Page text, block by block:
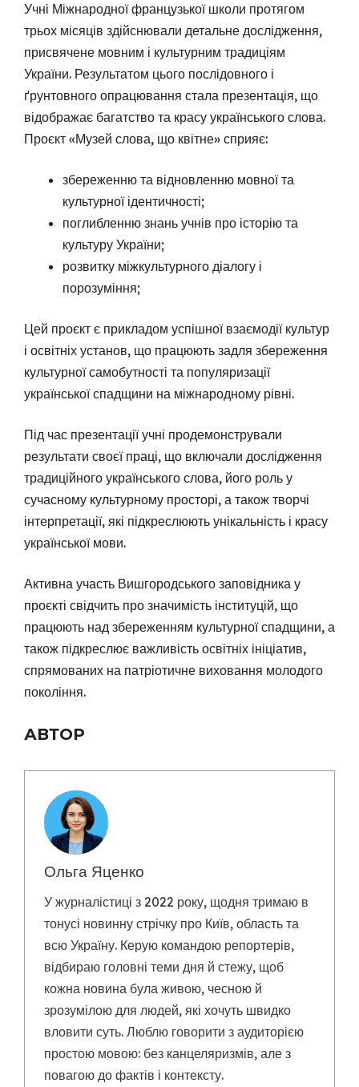
Учні Міжнародної французької школи протягом
трьох місяців здійснювали детальне дослідження,
присвячене мовним і культурним традиціям
України. Результатом цього послідовного і
ґрунтовного опрацювання стала презентація, що
відображає багатство та красу українського слова.
Проєкт «Музей слова, що квітне» сприяє:
збереженню та відновленню мовної та
культурної ідентичності;
поглибленню знань учнів про історію та
культуру України;
розвитку міжкультурного діалогу і
порозуміння;
Цей проєкт є прикладом успішної взаємодії культур
і освітніх установ, що працюють задля збереження
культурної самобутності та популяризації
української спадщини на міжнародному рівні.
Під час презентації учні продемонстрували
результати своєї праці, що включали дослідження
традиційного українського слова, його роль у
сучасному культурному просторі, а також творчі
інтерпретації, які підкреслюють унікальність і красу
української мови.
Активна участь Вишгородського заповідника у
проєкті свідчить про значимість інституцій, що
працюють над збереженням культурної спадщини, а
також підкреслює важливість освітніх ініціатив,
спрямованих на патріотичне виховання молодого
покоління.
АВТОР
Ольга Яценко
У журналістиці з 2022 року, щодня тримаю в
тонусі новинну стрічку про Київ, область та
всю Україну. Керую командою репортерів,
відбираю головні теми дня й стежу, щоб
кожна новина була живою, чесною й
зрозумілою для людей, які хочуть швидко
вловити суть. Люблю говорити з аудиторією
простою мовою: без канцеляризмів, але з
повагою до фактів і контексту.